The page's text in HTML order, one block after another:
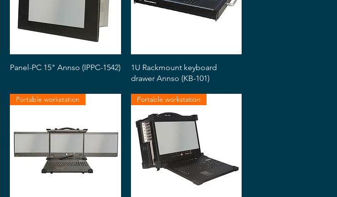
Snabbvisning
Panel-PC 15" Annso (IPPC-1542) Snabbvisning
1U Rackmount keyboard
drawer Annso (KB-101)
Portable workstation Portable workstation